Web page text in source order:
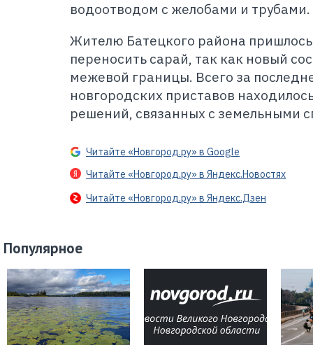
водоотводом с желобами и трубами.
Жителю Батецкого района
переносить сарай, так как новый
межевой границы. Всего за
новгородских приставов
решений, связанных с земельными
Читайте «Новгород.ру» в Google
Читайте «Новгород.ру» в Яндекс.Новостях
Читайте «Новгород.ру» в Яндекс.Дзен
Популярное